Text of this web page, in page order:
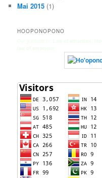
Mai 2015 (1)
HOOPONOPONO